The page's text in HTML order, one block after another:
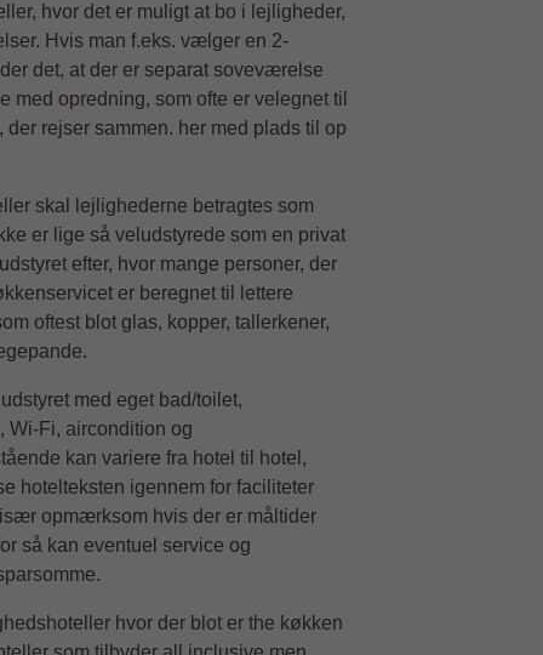
hvor det er muligt at bo i lejligheder,
Hvis man f.eks. vælger en 2-
det, at der er separat soveværelse
med opredning, som ofte er velegnet til
rejser sammen. her med plads til op
skal lejlighederne betragtes som
er lige så veludstyrede som en privat
efter, hvor mange personer, der
er beregnet til lettere
oftest blot glas, kopper, tallerkener,
med eget bad/toilet,
Wi-Fi, aircondition og
kan variere fra hotel til hotel,
hotelteksten igennem for faciliteter
opmærksom hvis der er måltider
så kan eventuel service og
hvor der blot er the køkken